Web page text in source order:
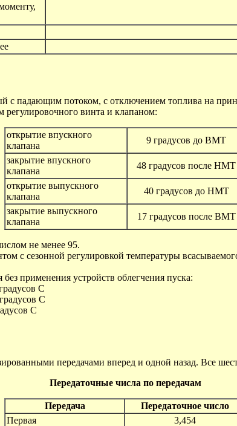
падающим потоком, с отключением топлива на
винта и клапаном:
открытие впускного
клапана
9 градусов до ВМТ
закрытие впускного
клапана
48 градусов после НМТ
открытие выпускного
клапана
40 градусов до НМТ
закрытие выпускного
клапана
17 градусов после ВМТ
не менее 95.
с сезонной регулировкой температуры
применения устройств облегчения пуска:
С
С
С
передачами вперед и одной назад. Все
Передаточные числа по передачам
Передача
Передаточное число
Первая
3,454